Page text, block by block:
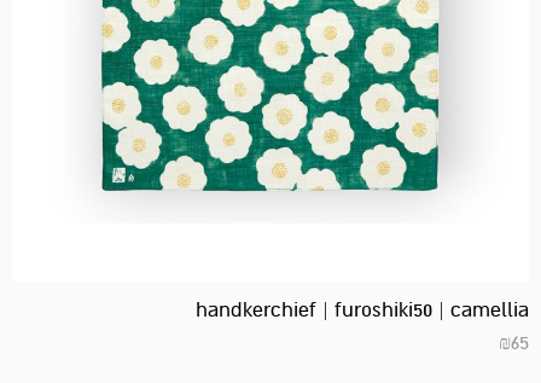
handkerchief | furoshiki50 | camellia
₪65